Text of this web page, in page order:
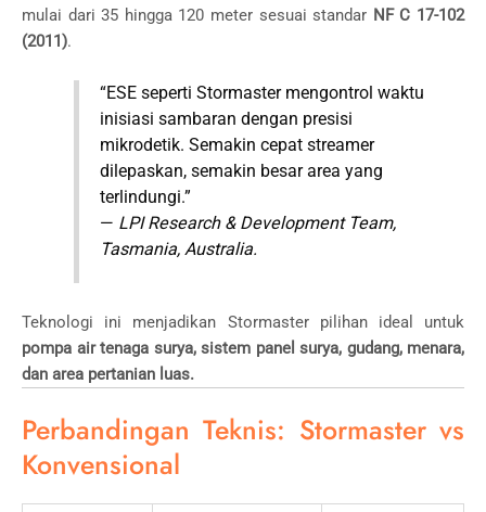
mulai dari 35 hingga 120 meter sesuai standar NF C 17-102
(2011).
“ESE seperti Stormaster mengontrol waktu
inisiasi sambaran dengan presisi
mikrodetik. Semakin cepat streamer
dilepaskan, semakin besar area yang
terlindungi.”
— LPI Research & Development Team,
Tasmania, Australia.
Teknologi ini menjadikan Stormaster pilihan ideal untuk
pompa air tenaga surya, sistem panel surya, gudang, menara,
dan area pertanian luas.
Perbandingan Teknis: Stormaster vs
Konvensional